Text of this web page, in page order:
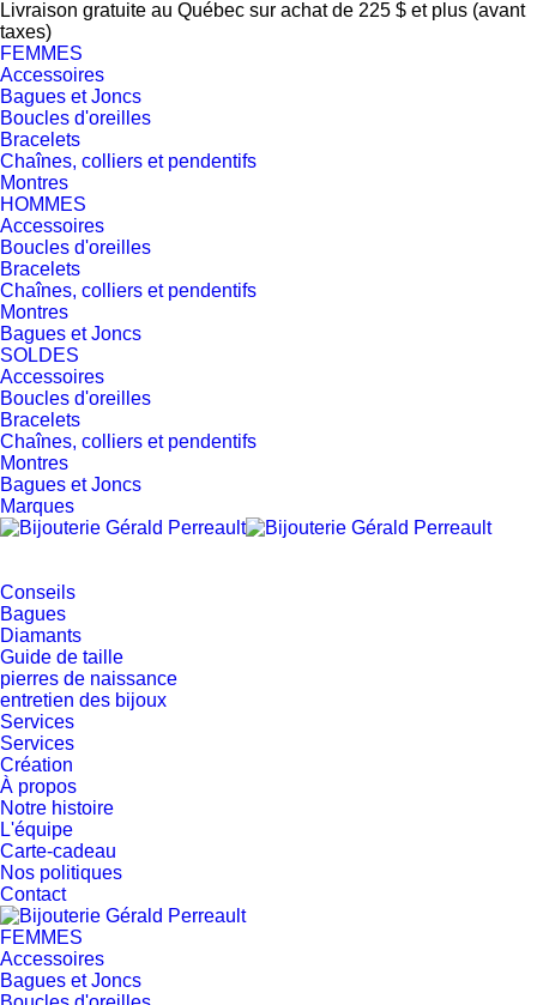
Livraison gratuite au Québec sur achat de 225 $ et plus (avant
taxes)
FEMMES
Accessoires
Bagues et Joncs
Boucles d'oreilles
Bracelets
Chaînes, colliers et pendentifs
Montres
HOMMES
Accessoires
Boucles d'oreilles
Bracelets
Chaînes, colliers et pendentifs
Montres
Bagues et Joncs
SOLDES
Accessoires
Boucles d'oreilles
Bracelets
Chaînes, colliers et pendentifs
Montres
Bagues et Joncs
Marques
Conseils
Bagues
Diamants
Guide de taille
pierres de naissance
entretien des bijoux
Services
Services
Création
À propos
Notre histoire
L'équipe
Carte-cadeau
Nos politiques
Contact
FEMMES
Accessoires
Bagues et Joncs